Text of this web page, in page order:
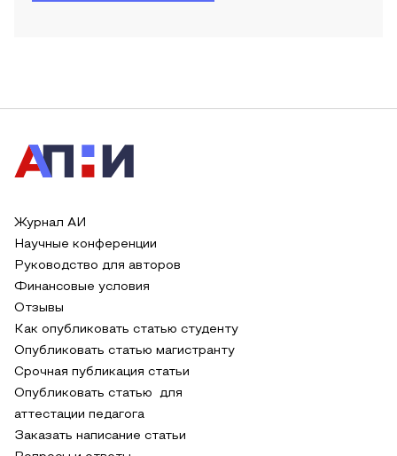
Журнал АИ
Научные конференции
Руководство для авторов
Финансовые условия
Отзывы
Как опубликовать статью студенту
Опубликовать статью магистранту
Срочная публикация статьи
Опубликовать статью для
аттестации педагога
Заказать написание статьи